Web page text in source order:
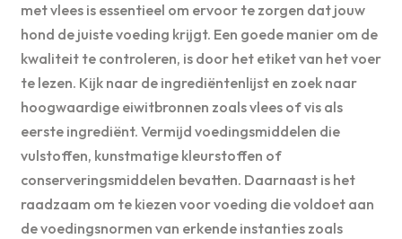
met vlees is essentieel om ervoor te zorgen dat jouw
hond de juiste voeding krijgt. Een goede manier om de
kwaliteit te controleren, is door het etiket van het voer
te lezen. Kijk naar de ingrediëntenlijst en zoek naar
hoogwaardige eiwitbronnen zoals vlees of vis als
eerste ingrediënt. Vermijd voedingsmiddelen die
vulstoffen, kunstmatige kleurstoffen of
conserveringsmiddelen bevatten. Daarnaast is het
raadzaam om te kiezen voor voeding die voldoet aan
de voedingsnormen van erkende instanties zoals